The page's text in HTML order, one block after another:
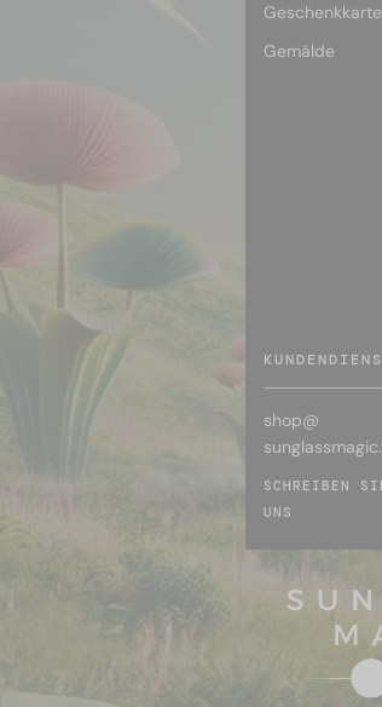
Geschenkkarte
Gemälde
shop@
SCHREIBEN
UNS